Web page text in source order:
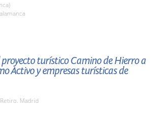
proyecto turístico Camino de Hierro a
Activo y empresas turísticas de
Madrid